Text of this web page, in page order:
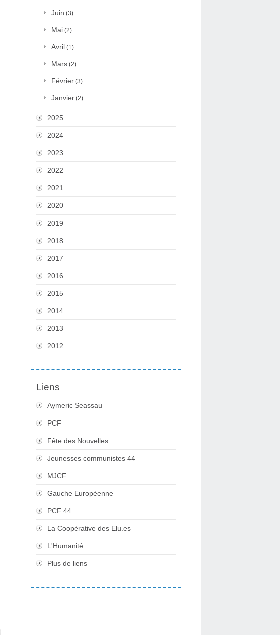
Juin (3)
Mai (2)
Avril (1)
Mars (2)
Février (3)
Janvier (2)
2025
2024
2023
2022
2021
2020
2019
2018
2017
2016
2015
2014
2013
2012
Liens
Aymeric Seassau
PCF
Fête des Nouvelles
Jeunesses communistes 44
MJCF
Gauche Européenne
PCF 44
La Coopérative des Elu.es
L'Humanité
Plus de liens